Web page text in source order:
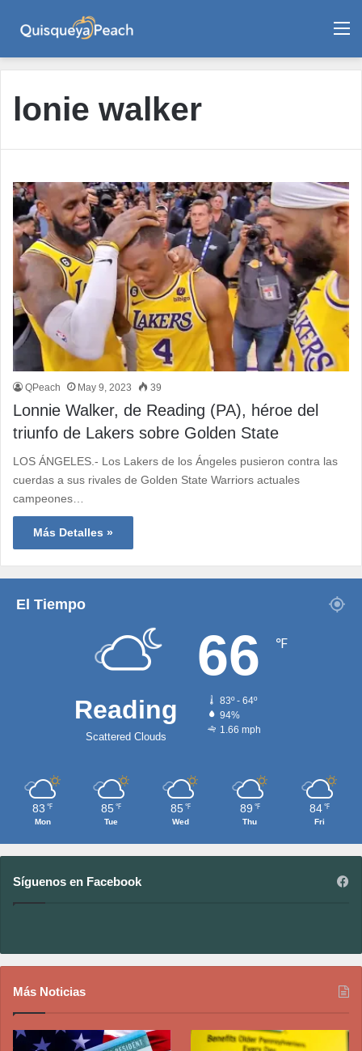
lonie walker
QPeach May 9, 2023 39
Lonnie Walker, de Reading (PA), héroe del
triunfo de Lakers sobre Golden State
LOS ÁNGELES.- Los Lakers de los Ángeles pusieron contra las
cuerdas a sus rivales de Golden State Warriors actuales
campeones…
Más Detalles »
El Tiempo
Reading
Scattered Clouds
66 ℉
83º - 64º
94%
1.66 mph
83 ℉
Mon
85 ℉
Tue
85 ℉
Wed
89 ℉
Thu
84 ℉
Fri
Síguenos en Facebook
Más Noticias